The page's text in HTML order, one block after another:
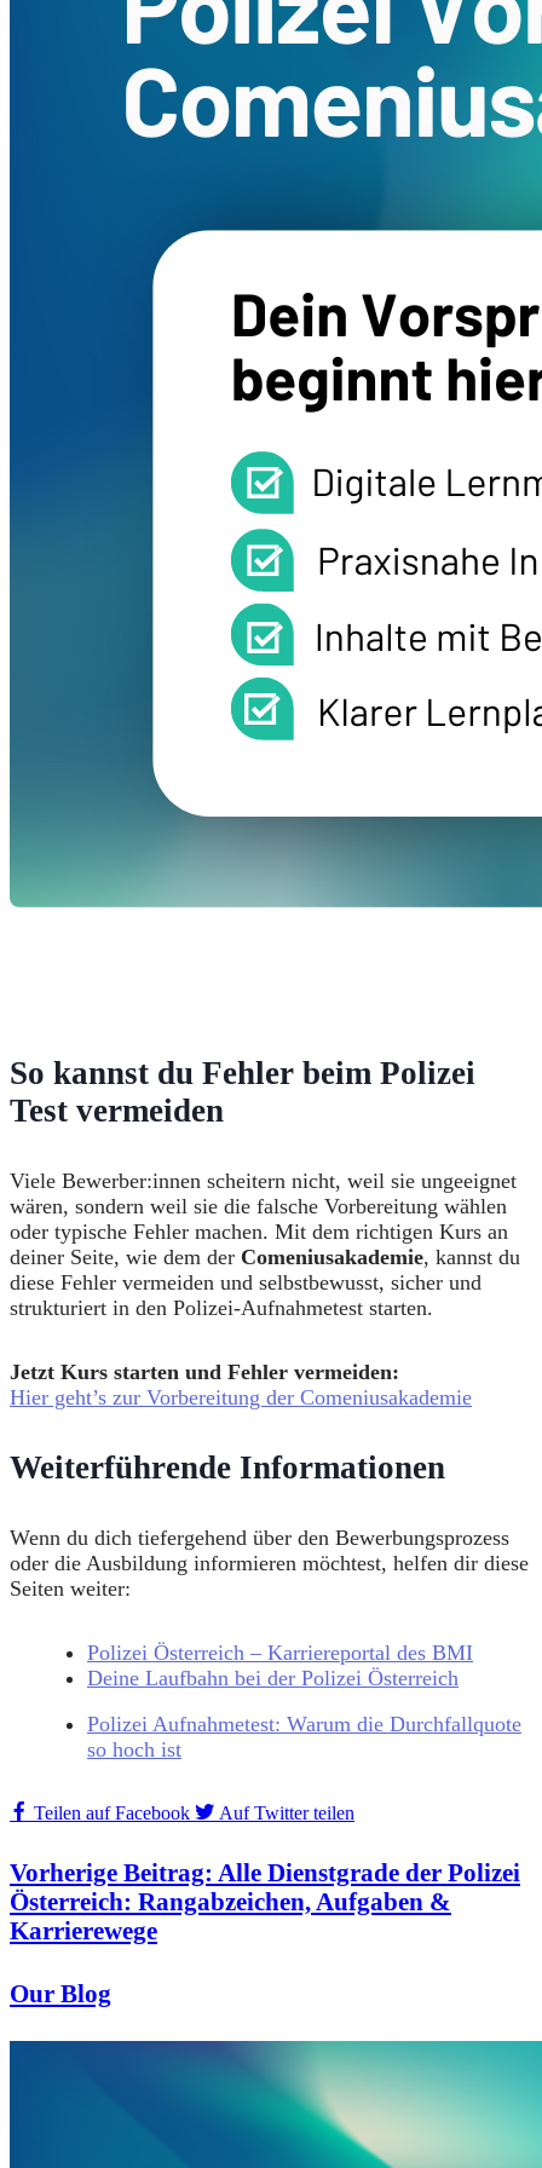
So kannst du Fehler beim Polizei
Test vermeiden
Viele Bewerber:innen scheitern nicht, weil sie ungeeignet
wären, sondern weil sie die falsche Vorbereitung wählen
oder typische Fehler machen. Mit dem richtigen Kurs an
deiner Seite, wie dem der Comeniusakademie, kannst du
diese Fehler vermeiden und selbstbewusst, sicher und
strukturiert in den Polizei-Aufnahmetest starten.
Jetzt Kurs starten und Fehler vermeiden:
Hier geht’s zur Vorbereitung der Comeniusakademie
Weiterführende Informationen
Wenn du dich tiefergehend über den Bewerbungsprozess
oder die Ausbildung informieren möchtest, helfen dir diese
Seiten weiter:
Polizei Österreich – Karriereportal des BMI
Deine Laufbahn bei der Polizei Österreich
Polizei Aufnahmetest: Warum die Durchfallquote
so hoch ist
Teilen auf Facebook Auf Twitter teilen
Vorherige Beitrag: Alle Dienstgrade der Polizei
Österreich: Rangabzeichen, Aufgaben &
Karrierewege
Our Blog